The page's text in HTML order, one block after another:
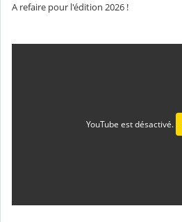
A refaire pour l'édition 2026 !
YouTube est désactivé.